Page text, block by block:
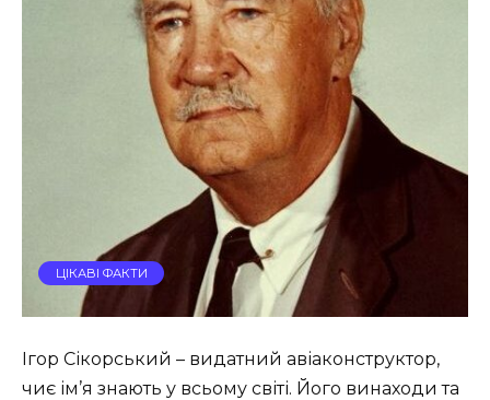
ЦІКАВІ ФАКТИ
Ігор Сікорський – видатний авіаконструктор,
чиє ім’я знають у всьому світі. Його винаходи та